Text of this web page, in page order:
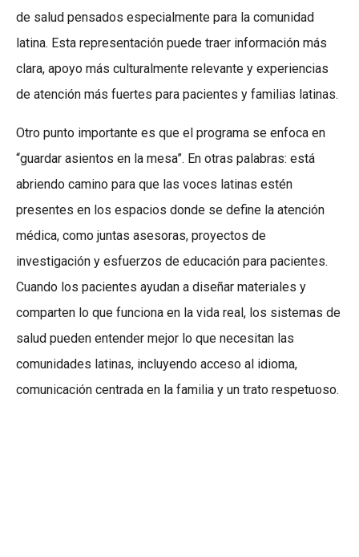
de salud pensados especialmente para la comunidad
latina. Esta representación puede traer información más
clara, apoyo más culturalmente relevante y experiencias
de atención más fuertes para pacientes y familias latinas.
Otro punto importante es que el programa se enfoca en
“guardar asientos en la mesa”. En otras palabras: está
abriendo camino para que las voces latinas estén
presentes en los espacios donde se define la atención
médica, como juntas asesoras, proyectos de
investigación y esfuerzos de educación para pacientes.
Cuando los pacientes ayudan a diseñar materiales y
comparten lo que funciona en la vida real, los sistemas de
salud pueden entender mejor lo que necesitan las
comunidades latinas, incluyendo acceso al idioma,
comunicación centrada en la familia y un trato respetuoso.